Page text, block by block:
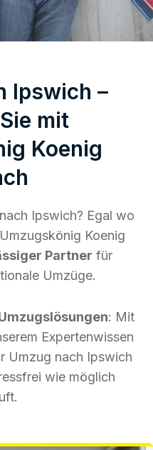
Ipswich –
mit
Koenig
Ipswich? Egal wo
Koenig
Partner für
Umzüge.
: Mit
Expertenwissen
Umzug nach Ipswich
wie möglich